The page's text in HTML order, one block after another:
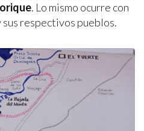
. Lo mismo ocurre con
respectivos pueblos.